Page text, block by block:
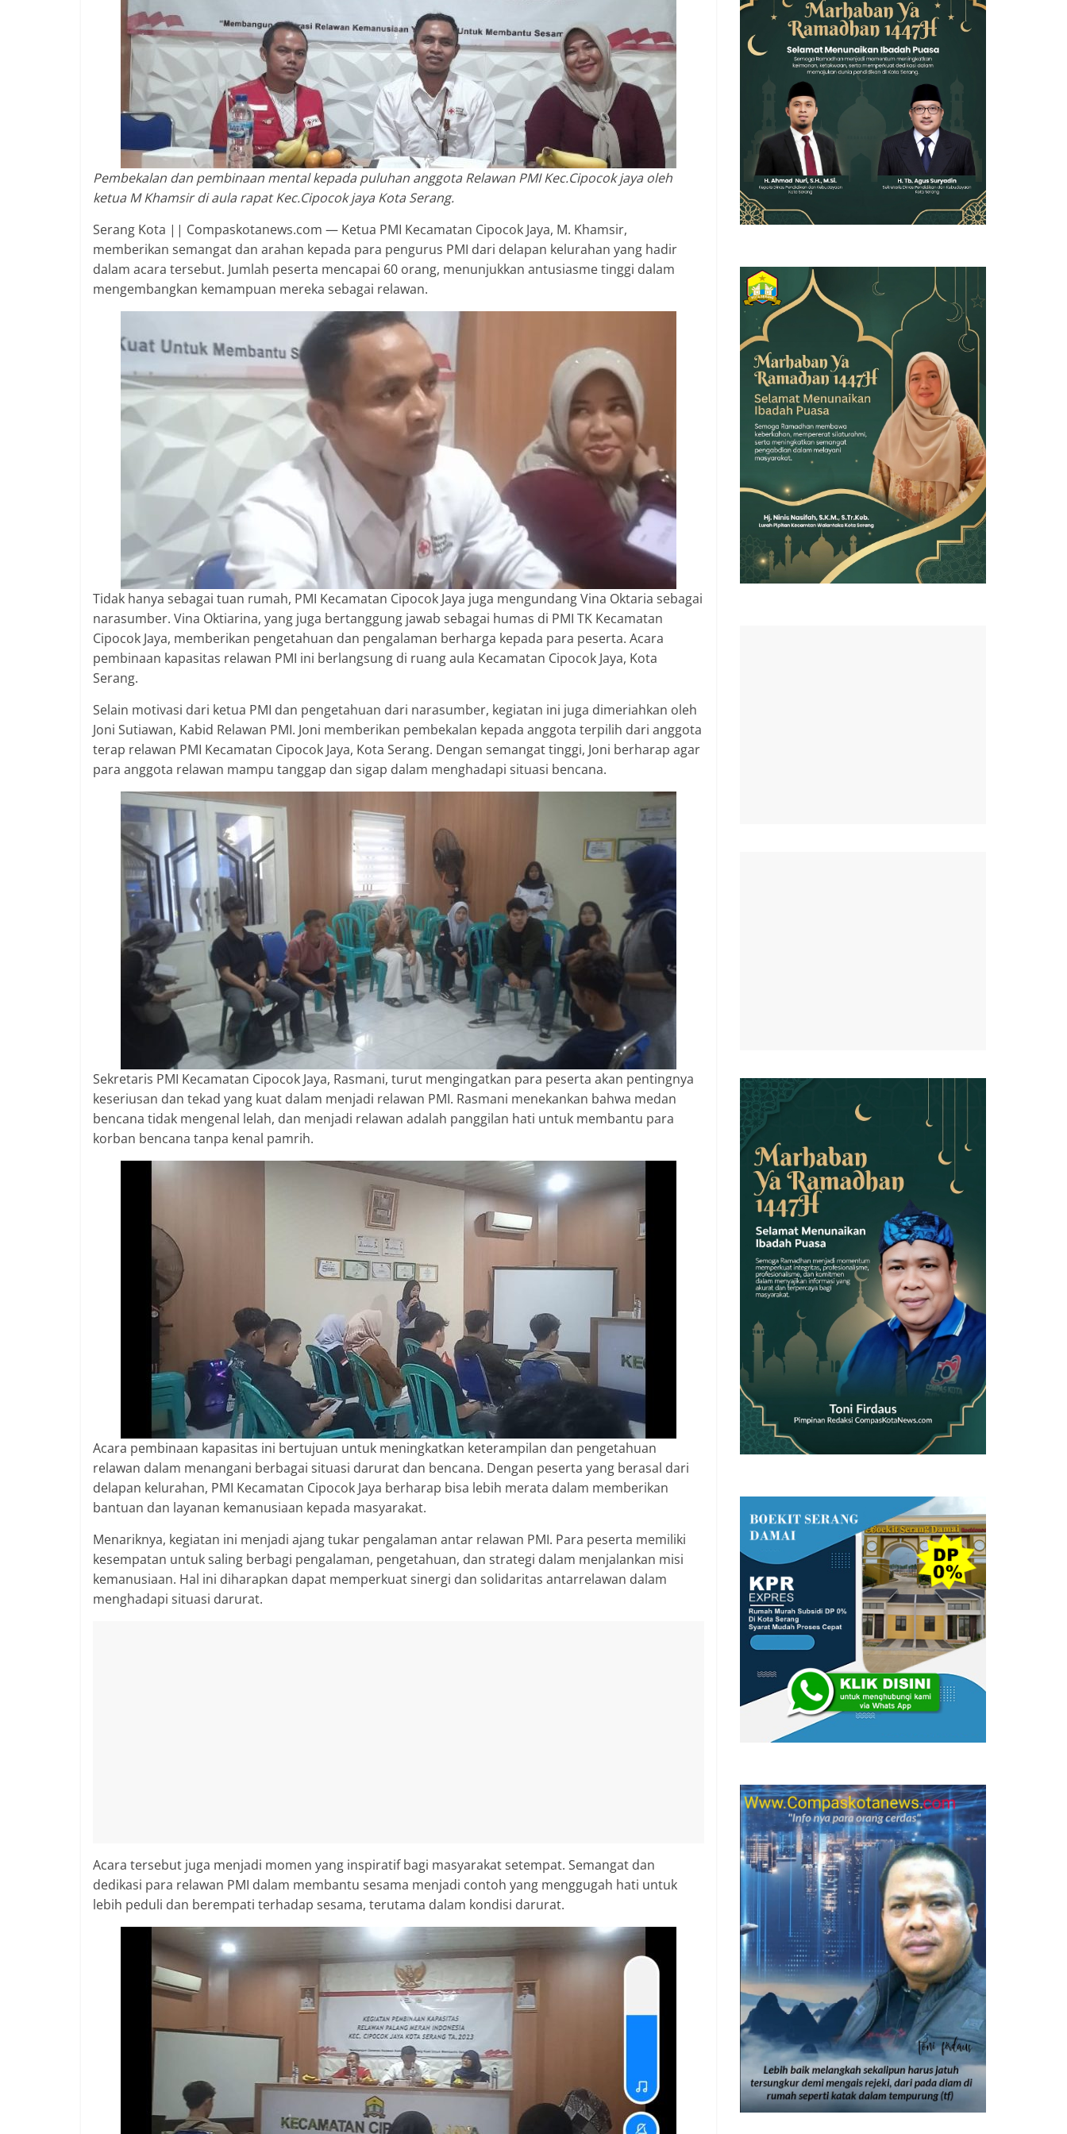
berkualitas
menereapkan
standar
setiap
liputan
peristiwa
dan
tulis
secara
cerdas,
Pembekalan dan pembinaan mental kepada puluhan anggota Relawan PMI Kec.Cipocok jaya oleh
ketua M Khamsir di aula rapat Kec.Cipocok jaya Kota Serang.
Serang Kota || Compaskotanews.com — Ketua PMI Kecamatan Cipocok Jaya, M. Khamsir,
memberikan semangat dan arahan kepada para pengurus PMI dari delapan kelurahan yang hadir
dalam acara tersebut. Jumlah peserta mencapai 60 orang, menunjukkan antusiasme tinggi dalam
mengembangkan kemampuan mereka sebagai relawan.
Tidak hanya sebagai tuan rumah, PMI Kecamatan Cipocok Jaya juga mengundang Vina Oktaria sebagai
narasumber. Vina Oktiarina, yang juga bertanggung jawab sebagai humas di PMI TK Kecamatan
Cipocok Jaya, memberikan pengetahuan dan pengalaman berharga kepada para peserta. Acara
pembinaan kapasitas relawan PMI ini berlangsung di ruang aula Kecamatan Cipocok Jaya, Kota
Serang.
Selain motivasi dari ketua PMI dan pengetahuan dari narasumber, kegiatan ini juga dimeriahkan oleh
Joni Sutiawan, Kabid Relawan PMI. Joni memberikan pembekalan kepada anggota terpilih dari anggota
terap relawan PMI Kecamatan Cipocok Jaya, Kota Serang. Dengan semangat tinggi, Joni berharap agar
para anggota relawan mampu tanggap dan sigap dalam menghadapi situasi bencana.
Sekretaris PMI Kecamatan Cipocok Jaya, Rasmani, turut mengingatkan para peserta akan pentingnya
keseriusan dan tekad yang kuat dalam menjadi relawan PMI. Rasmani menekankan bahwa medan
bencana tidak mengenal lelah, dan menjadi relawan adalah panggilan hati untuk membantu para
korban bencana tanpa kenal pamrih.
Acara pembinaan kapasitas ini bertujuan untuk meningkatkan keterampilan dan pengetahuan
relawan dalam menangani berbagai situasi darurat dan bencana. Dengan peserta yang berasal dari
delapan kelurahan, PMI Kecamatan Cipocok Jaya berharap bisa lebih merata dalam memberikan
bantuan dan layanan kemanusiaan kepada masyarakat.
Menariknya, kegiatan ini menjadi ajang tukar pengalaman antar relawan PMI. Para peserta memiliki
kesempatan untuk saling berbagi pengalaman, pengetahuan, dan strategi dalam menjalankan misi
kemanusiaan. Hal ini diharapkan dapat memperkuat sinergi dan solidaritas antarrelawan dalam
menghadapi situasi darurat.
Acara tersebut juga menjadi momen yang inspiratif bagi masyarakat setempat. Semangat dan
dedikasi para relawan PMI dalam membantu sesama menjadi contoh yang menggugah hati untuk
lebih peduli dan berempati terhadap sesama, terutama dalam kondisi darurat.